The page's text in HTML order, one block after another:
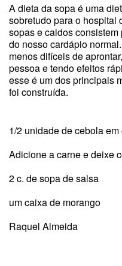
A dieta da sopa é uma
sobretudo para o hospital
sopas e caldos
do nosso cardápio
menos difíceis de
pessoa e tendo efeitos
esse é um dos principais
foi construída.
1/2 unidade de cebola
Adicione a carne e deixe
2 c. de sopa de salsa
um caixa de morango
Raquel Almeida